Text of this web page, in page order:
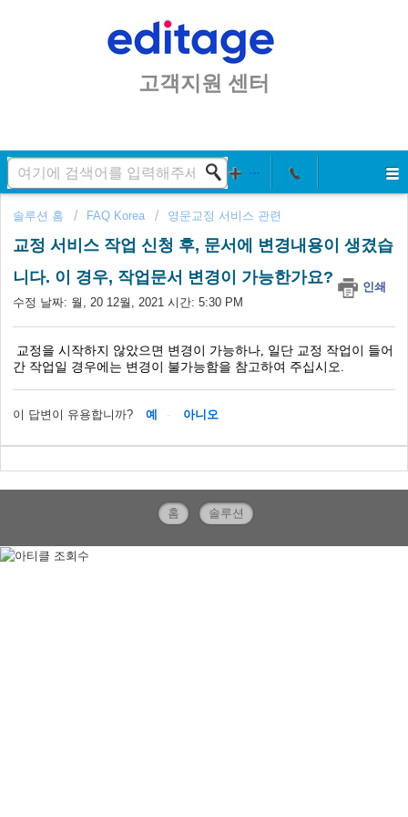
고객지원 센터
솔루션 홈 FAQ Korea 영문교정 서비스 관련
교정 서비스 작업 신청 후, 문서에 변경내용이 생겼습
니다. 이 경우, 작업문서 변경이 가능한가요?
인쇄
수정 날짜: 월, 20 12월, 2021 시간: 5:30 PM
교정을 시작하지 않았으면 변경이 가능하나, 일단 교정 작업이 들어
간 작업일 경우에는 변경이 불가능함을 참고하여 주십시오.
이 답변이 유용합니까? 예 아니오
홈 솔루션